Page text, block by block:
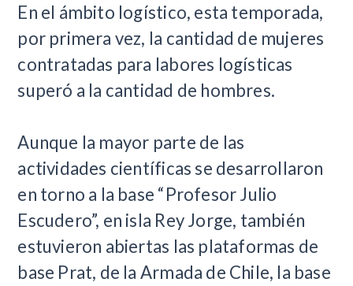
En el ámbito logístico, esta temporada,
por primera vez, la cantidad de mujeres
contratadas para labores logísticas
superó a la cantidad de hombres.
Aunque la mayor parte de las
actividades científicas se desarrollaron
en torno a la base “Profesor Julio
Escudero”, en isla Rey Jorge, también
estuvieron abiertas las plataformas de
base Prat, de la Armada de Chile, la base